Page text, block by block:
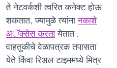
ते नेटवर्कशी त्वरित कनेक्ट होऊ
शकतात, ज्यामुळे त्यांनानकाशे
अॅक्सेस करतायेतात ,
वाहतुकीचे वेळापत्रक तपासता
येते किंवा रिअल टाइममध्ये मित्र